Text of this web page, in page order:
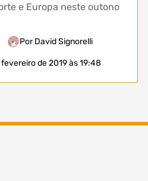
e Europa neste outono
Por David Signorelli
fevereiro de 2019 às 19:48